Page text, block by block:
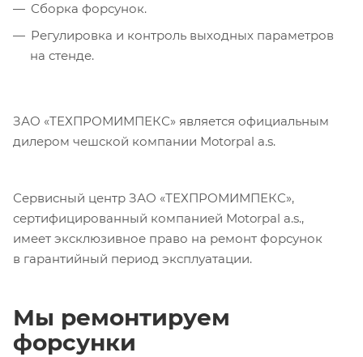
Сборка форсунок.
Регулировка и контроль выходных параметров
на стенде.
ЗАО «ТЕХПРОМИМПЕКС» является официальным
дилером чешской компании Motorpal a.s.
Сервисный центр ЗАО «ТЕХПРОМИМПЕКС»,
сертифицированный компанией Motorpal a.s.,
имеет эксклюзивное право на ремонт форсунок
в гарантийный период эксплуатации.
Мы ремонтируем
форсунки